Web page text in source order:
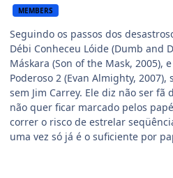
MEMBERS
Seguindo os passos dos
Débi Conheceu Lóide (Dumb and
Máskara (Son of the Mask, 2005),
Poderoso 2 (Evan Almighty,
sem Jim Carrey. Ele diz não ser
não quer ficar marcado pelos
correr o risco de estrelar
uma vez só já é o suficiente por